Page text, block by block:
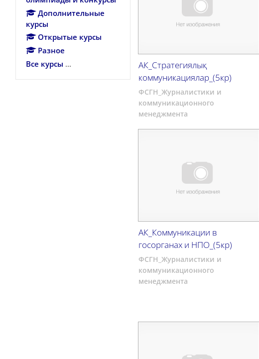
АК_Стратегиялық
коммуникациялар_(5кр)
ФСГН_Журналистики и
коммуникационного
менеджмента
АК_Коммуникации в
госорганах и НПО_(5кр)
ФСГН_Журналистики и
коммуникационного
менеджмента
Дополнительные
курсы
Открытые курсы
Разное
Все курсы ...